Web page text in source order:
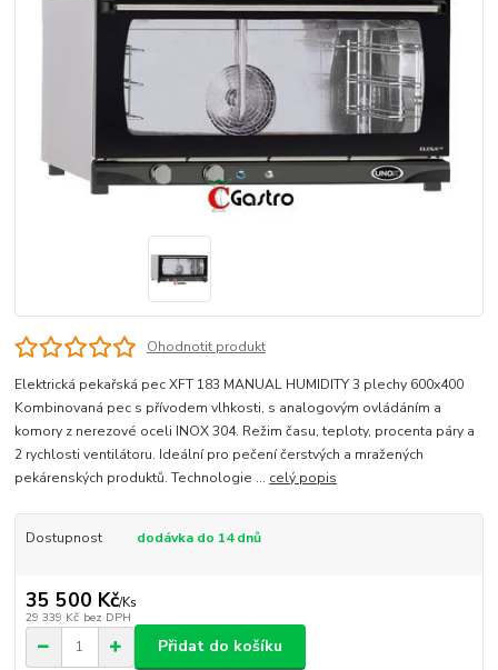
Ohodnotit produkt
Elektrická pekařská pec XFT 183 MANUAL HUMIDITY 3 plechy 600x400
Kombinovaná pec s přívodem vlhkosti, s analogovým ovládáním a
komory z nerezové oceli INOX 304. Režim času, teploty, procenta páry a
2 rychlosti ventilátoru. Ideální pro pečení čerstvých a mražených
pekárenských produktů. Technologie ... celý popis
Dostupnost dodávka do 14 dnů
35 500 Kč/Ks
29 339 Kč bez DPH
Přidat do košíku